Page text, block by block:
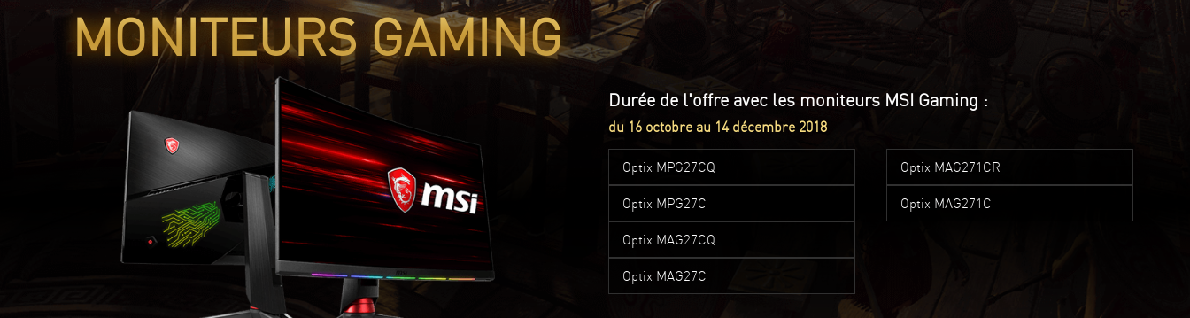
MONITEURS GAMING
Durée de l'offre avec les moniteurs MSI Gaming :
du 16 octobre au 14 décembre 2018
Optix MPG27CQ
Optix MPG27C
Optix MAG27CQ
Optix MAG27C
Optix MAG271CR
Optix MAG271C